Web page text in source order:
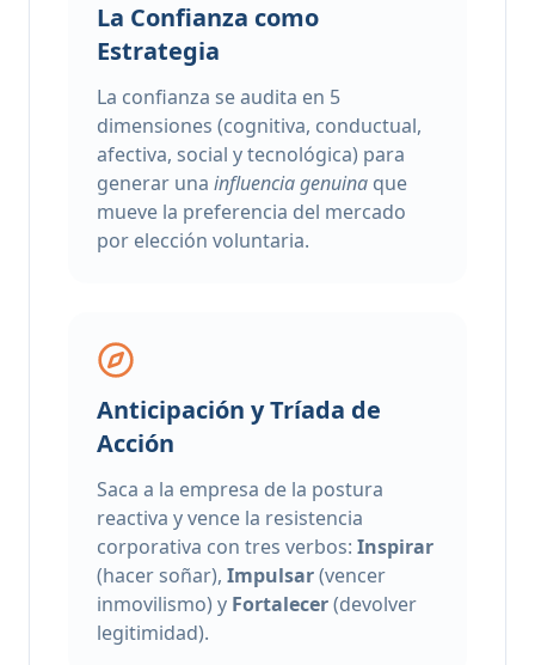
La Confianza como
Estrategia
La confianza se audita en 5
dimensiones (cognitiva, conductual,
afectiva, social y tecnológica) para
generar una influencia genuina que
mueve la preferencia del mercado
por elección voluntaria.
Anticipación y Tríada de
Acción
Saca a la empresa de la postura
reactiva y vence la resistencia
corporativa con tres verbos: Inspirar
(hacer soñar), Impulsar(vencer
inmovilismo) y Fortalecer(devolver
legitimidad).